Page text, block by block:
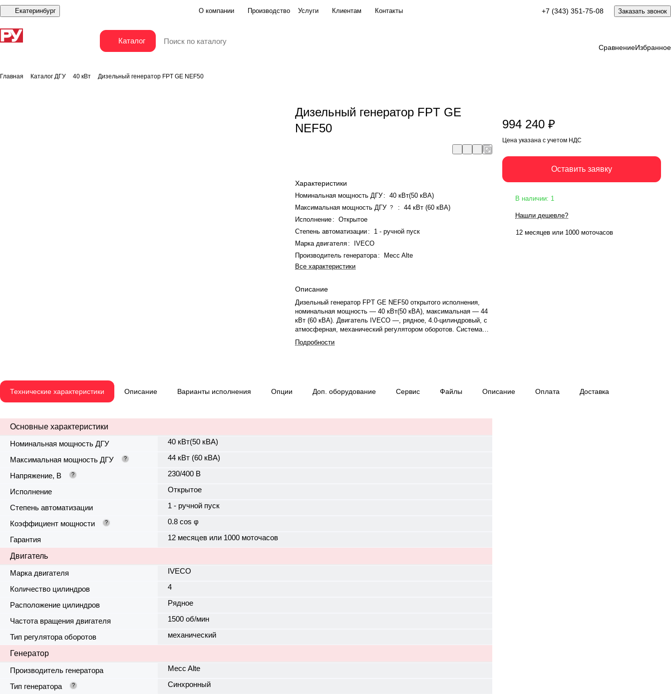
Екатеринбург О компании Производство Услуги Клиентам Контакты +7 (343) 351-75-08 Заказать звонок
Каталог
СравнениеИзбранное
Главная Каталог ДГУ 40 кВт Дизельный генератор FPT GE NEF50
Дизельный генератор FPT GE
NEF50
Дизельный генератор FPT GE NEF50 Оставить заявку
Характеристики
Номинальная мощность ДГУ:
40 кВт(50 кВА)
Максимальная мощность ДГУ ? :
44 кВт (60 кВА)
Исполнение :
Открытое
Степень автоматизации :
1 - ручной пуск
Марка двигателя :
IVECO
Производитель генератора:
Mecc Alte
Все характеристики
Описание
Дизельный генератор FPT GE NEF50 открытого исполнения,
номинальная мощность — 40 кВт(50 кВА), максимальная — 44
кВт (60 кВА). Двигатель IVECO —, рядное, 4.0-цилиндровый, с
атмосферная, механический регулятором оборотов. Система
охлаждения — жидкостная. Частота вращения — 1500 об/мин.
Генератор синхронный, 3-фазный, 230/400 В, 50 Гц, . Расход
Подробности
994 240 ₽
Цена указана с учетом НДС
Оставить заявку
В наличии: 1
Нашли дешевле?
12 месяцев или 1000 моточасов
Технические характеристики Описание Варианты исполнения Опции Доп. оборудование Сервис Файлы Описание Оплата Доставка
Основные характеристики
Номинальная мощность ДГУ
40 кВт(50 кВА)
Максимальная мощность ДГУ ? 44 кВт (60 кВА)
Напряжение, В ? 230/400 В
Исполнение Открытое
Степень автоматизации 1 - ручной пуск
Коэффициент мощности ? 0.8 cos φ
Гарантия 12 месяцев или 1000 моточасов
Двигатель
Марка двигателя
IVECO
Количество цилиндров 4
Расположение цилиндров Рядное
Частота вращения двигателя 1500 об/мин
Тип регулятора оборотов механический
Генератор
Производитель генератора
Mecc Alte
Тип генератора ? Синхронный